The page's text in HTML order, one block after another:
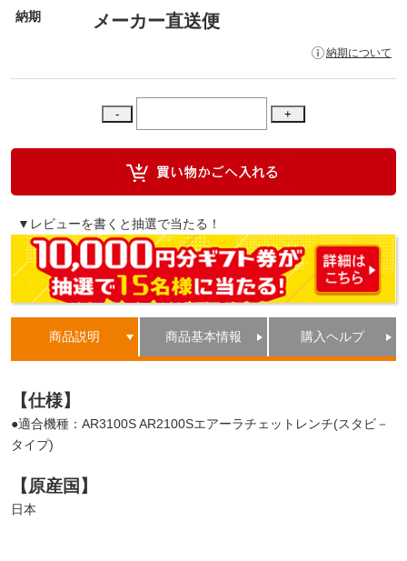
納期 メーカー直送便
納期について
▼レビューを書くと抽選で当たる！
商品説明 商品基本情報 購入ヘルプ
【仕様】
●適合機種：AR3100S AR2100Sエアーラチェットレンチ(スタビ－
タイプ)
【原産国】
日本